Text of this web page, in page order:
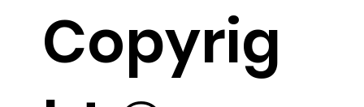
Copyrig